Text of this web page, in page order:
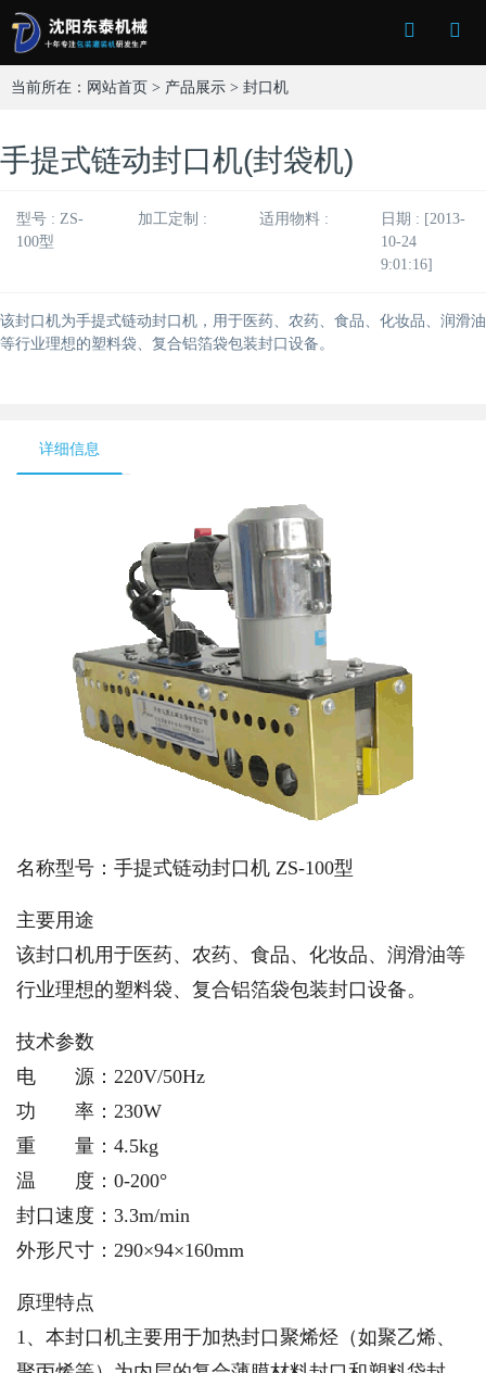
Toggle
Search
当前所在： 网站首页 > 产品展示 > 封口机
手提式链动封口机(封袋机)
型号 : ZS-
100型
加工定制 : 适用物料 :
日期 : [2013-
10-24
9:01:16]
该封口机为手提式链动封口机，用于医药、农药、食品、化妆品、润滑油
等行业理想的塑料袋、复合铝箔袋包装封口设备。
详细信息
名称型号：手提式链动封口机 ZS-100型
主要用途
该封口机用于医药、农药、食品、化妆品、润滑油等
行业理想的塑料袋、复合铝箔袋包装封口设备。
技术参数
电 源：220V/50Hz
功 率：230W
重 量：4.5kg
温 度：0-200°
封口速度：3.3m/min
外形尺寸：290×94×160mm
原理特点
1、本封口机主要用于加热封口聚烯烃（如聚乙烯、